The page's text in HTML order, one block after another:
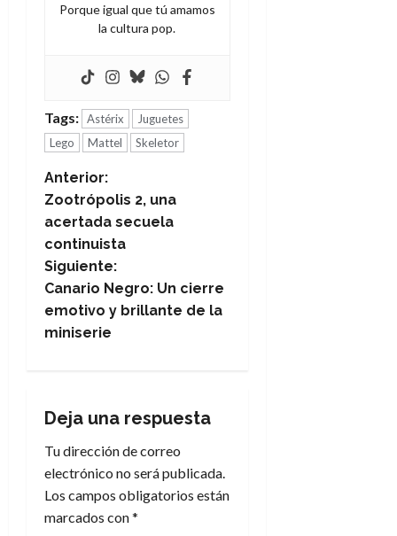
Porque igual que tú amamos
la cultura pop.
Tags: Astérix
Juguetes
Lego
Mattel Skeletor
N
a
v
e
g
c
i
ó
n
Anterior:
Zootrópolis 2, una
acertada secuela
continuista
Siguiente:
Canario Negro: Un cierre
emotivo y brillante de la
miniserie
Deja una respuesta
Tu dirección de correo
electrónico no será publicada.
Los campos obligatorios están
marcados con*